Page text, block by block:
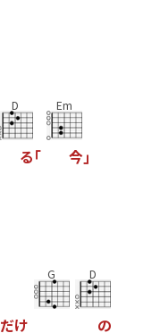
D
る｢
Em
今 ｣
だけ
G D
の